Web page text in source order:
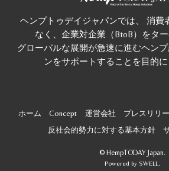
ヘンプトゥデイジャパンでは、 消費
なく、企業対企業（BtoB）をター
グローバルな展開が急速に進むヘン
ンをサポートすることを目的に
ホーム Concept 運営会社 プレスリリ
反社会的勢力に対する基本方針
© HempTODAY Japan.
Powered by SWELL.